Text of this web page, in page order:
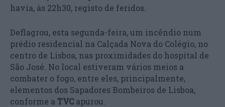
havia, às 22h30, registo de feridos.
Deflagrou, esta segunda-feira, um incêndio num
prédio residencial na Calçada Nova do Colégio, no
centro de Lisboa, nas proximidades do hospital de
São José. No local estiveram vários meios a
combater o fogo, entre eles, principalmente,
elementos dos Sapadores Bombeiros de Lisboa,
conforme a TVC apurou.